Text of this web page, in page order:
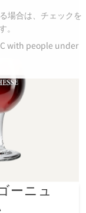
場合は、チェックを
。
with people under
ーニュ